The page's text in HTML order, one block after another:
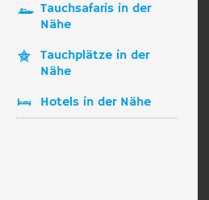
Tauchsafaris in der
Nähe
Tauchplätze in der
Nähe
Hotels in der Nähe